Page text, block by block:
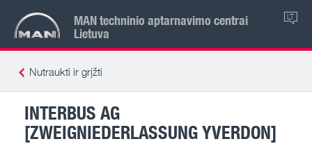
MAN techninio aptarnavimo centrai
Lietuva
LT
Nutraukti ir grįžti
INTERBUS AG
[ZWEIGNIEDERLASSUNG YVERDON]